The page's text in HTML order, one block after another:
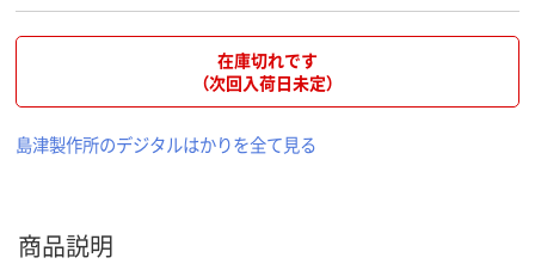
在庫切れです
（次回入荷日未定）
島津製作所のデジタルはかりを全て見る
商品説明